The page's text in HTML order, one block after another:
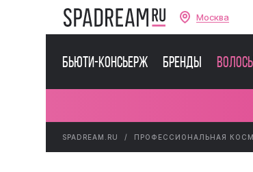
Москва
Бьюти-консьерж Бренды
SPADREAM.RU ПРОФЕССИОНАЛЬНАЯ